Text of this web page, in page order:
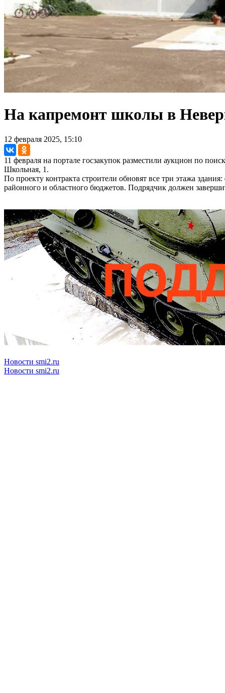
На капремонт школы в
12 февраля 2025, 15:10
11 февраля на портале госзакупок разместили аукцион по
Школьная, 1.
По проекту контракта строители обновят все три этажа
районного и областного бюджетов. Подрядчик должен
Новости smi2.ru
Новости smi2.ru